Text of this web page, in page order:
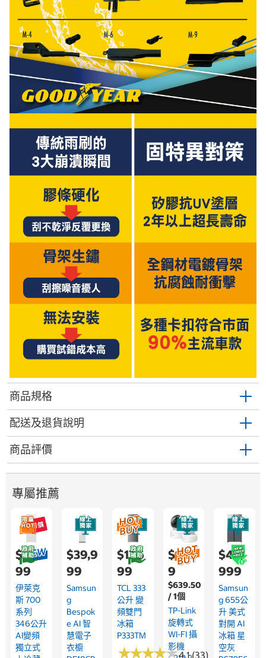
商品規格
配送及退貨說明
商品評價
專屬推薦
$22,9
99
伊萊克
斯 700
系列
346公升
AI變頻
獨立式
$39,9
99
Samsun
G
Bespok
E AI 智
慧電子
衣櫥
$17,6
99
TCL 333
公升 變
頻雙門
冰箱
P333TM
★★★★★
★★★★★4.1 (33)
$1,59
9
$639.50
/ 1個
TP-Link
旋轉式
WI-FI 攝
影機
$43,
999
Samsun
G 655公
升 美式
對開 AI
冰箱 星
空灰